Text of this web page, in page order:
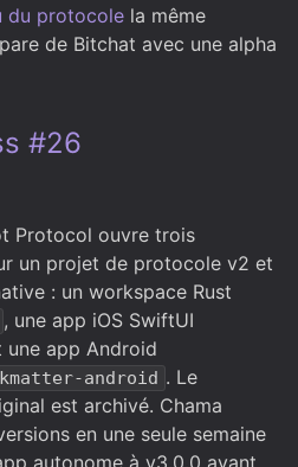
du protocole la même
de Bitchat avec une alpha
#26
Protocol ouvre trois
un projet de protocole v2 et
: un workspace Rust
, une app iOS SwiftUI
une app Android
android . Le
est archivé. Chama
en une seule semaine
autonome à v3.0.0 avant